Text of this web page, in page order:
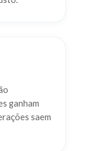
ganham
saem